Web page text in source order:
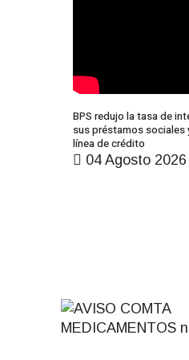
BPS redujo la tasa de
sus préstamos sociales
línea de crédito
04 Agosto 2026